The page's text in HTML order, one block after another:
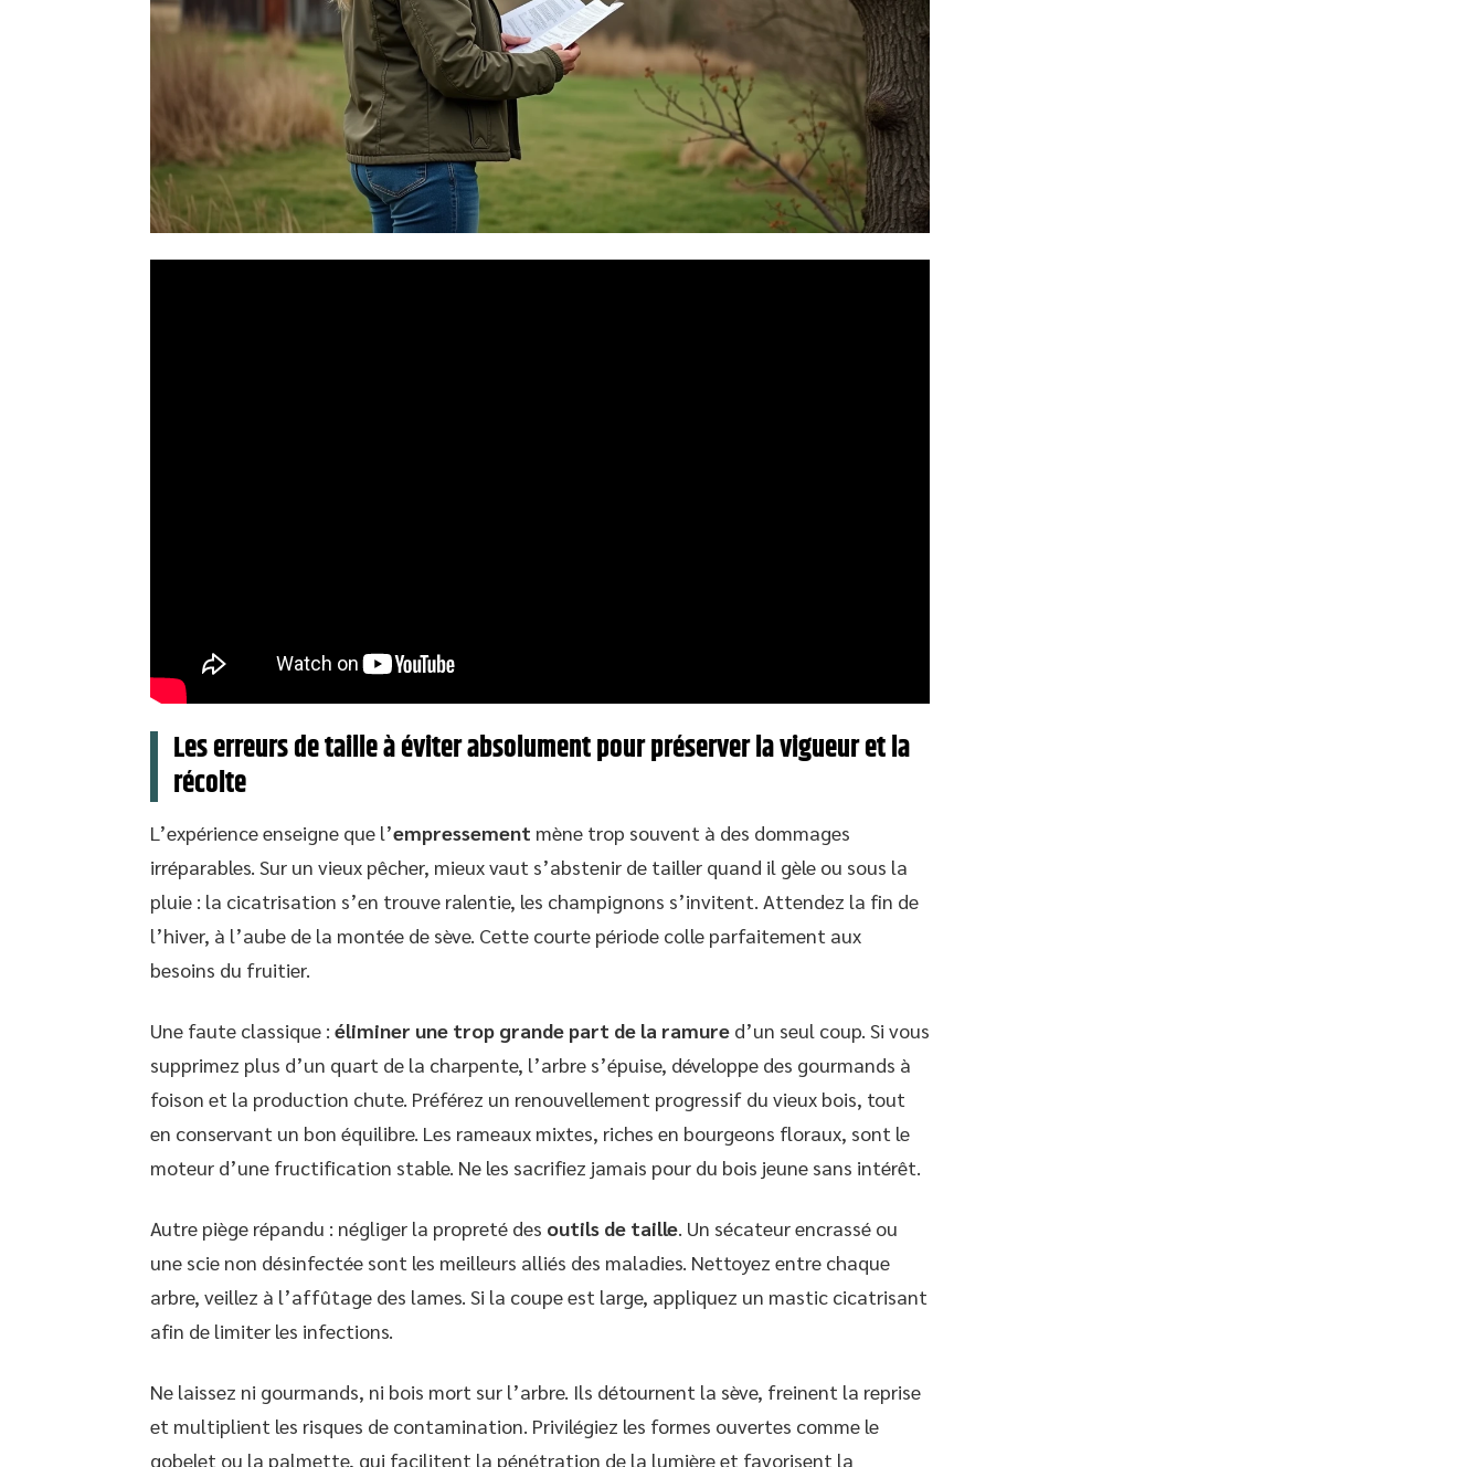
Les erreurs de taille à éviter absolument pour préserver la vigueur et la
récolte
L’expérience enseigne que l’empressement mène trop souvent à des dommages
irréparables. Sur un vieux pêcher, mieux vaut s’abstenir de tailler quand il gèle ou sous la
pluie : la cicatrisation s’en trouve ralentie, les champignons s’invitent. Attendez la fin de
l’hiver, à l’aube de la montée de sève. Cette courte période colle parfaitement aux
besoins du fruitier.
Une faute classique : éliminer une trop grande part de la ramure d’un seul coup. Si vous
supprimez plus d’un quart de la charpente, l’arbre s’épuise, développe des gourmands à
foison et la production chute. Préférez un renouvellement progressif du vieux bois, tout
en conservant un bon équilibre. Les rameaux mixtes, riches en bourgeons floraux, sont le
moteur d’une fructification stable. Ne les sacrifiez jamais pour du bois jeune sans intérêt.
Autre piège répandu : négliger la propreté des outils de taille . Un sécateur encrassé ou
une scie non désinfectée sont les meilleurs alliés des maladies. Nettoyez entre chaque
arbre, veillez à l’affûtage des lames. Si la coupe est large, appliquez un mastic cicatrisant
afin de limiter les infections.
Ne laissez ni gourmands, ni bois mort sur l’arbre. Ils détournent la sève, freinent la reprise
et multiplient les risques de contamination. Privilégiez les formes ouvertes comme le
gobelet ou la palmette, qui facilitent la pénétration de la lumière et favorisent la